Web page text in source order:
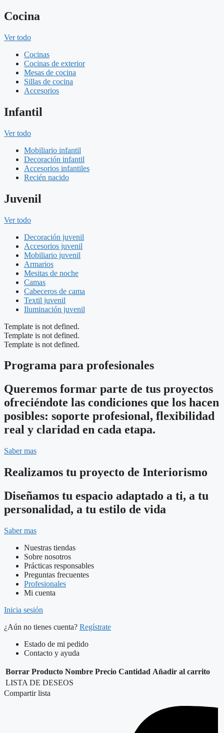
Cocina
Ver todo
Cocinas
Cocinas de exterior
Mesas de cocina
Sillas de cocina
Accesorios
Infantil
Ver todo
Mobiliario infantil
Decoración infantil
Accesorios infantiles
Recién nacido
Juvenil
Ver todo
Decoración juvenil
Accesorios juvenil
Mobiliario juvenil
Armarios
Mesitas de noche
Camas
Cabeceros de cama
Textil juvenil
Iluminación juvenil
Template is not defined.
Template is not defined.
Template is not defined.
Programa para profesionales
Queremos formar parte de tus proyectos
ofreciéndote las condiciones que los hacen
posibles: soporte profesional, flexibilidad
real y claridad en cada etapa.
Saber mas
Realizamos tu proyecto de Interiorismo
Diseñamos tu espacio adaptado a ti, a tu
personalidad, a tu estilo de vida
Saber mas
Nuestras tiendas
Sobre nosotros
Prácticas responsables
Preguntas frecuentes
Profesionales
Mi cuenta
Inicia sesión
¿Aún no tienes cuenta? Regístrate
Estado de mi pedido
Contacto y ayuda
Borrar Producto Nombre Precio Cantidad Añadir al carrito
LISTA DE DESEOS
Compartir lista